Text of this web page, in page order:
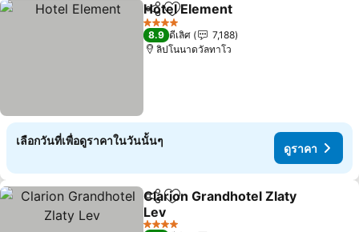
แชร์ เพิ่มในรายการโปรด
Hotel Element
4 ดาว
8.9 ดีเลิศ
7,188
ลิปโนนาดวัลทาโว
เลือกวันที่เพื่อดูราคาในวันนั้นๆ
ดูราคา
แชร์ เพิ่มในรายการโปรด
Clarion Grandhotel Zlaty
Lev
4 ดาว